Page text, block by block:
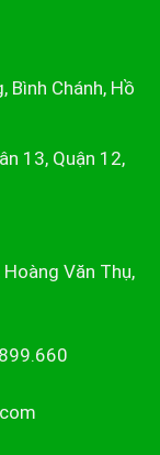
Chánh, Hồ
13, Quận 12,
Văn Thụ,